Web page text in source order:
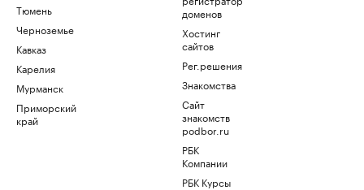
Тюмень
Черноземье
Кавказ
Карелия
Мурманск
Приморский
край
доменов
Хостинг
сайтов
Рег.решения
Знакомства
Сайт
знакомств
podbor.ru
РБК
Компании
РБК Курсы